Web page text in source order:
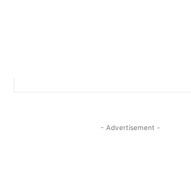
- Advertisement -